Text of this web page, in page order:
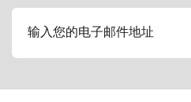
输入您的电子邮件地址